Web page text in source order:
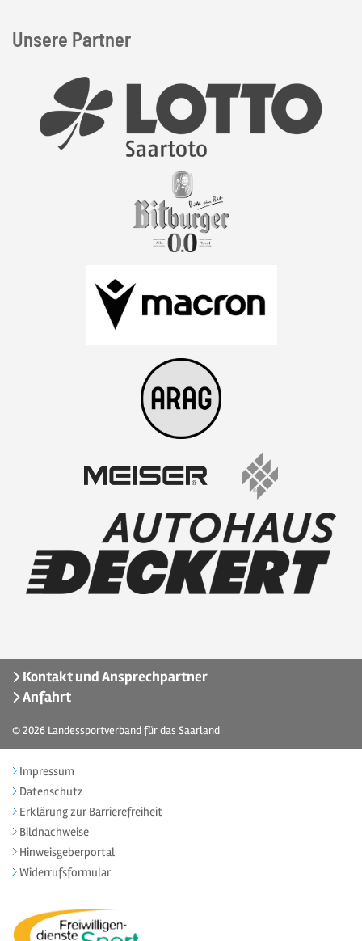
Unsere Partner
Kontakt und Ansprechpartner
Anfahrt
© 2026 Landessportverband für das Saarland
Impressum
Datenschutz
Erklärung zur Barrierefreiheit
Bildnachweise
Hinweisgeberportal
Widerrufsformular